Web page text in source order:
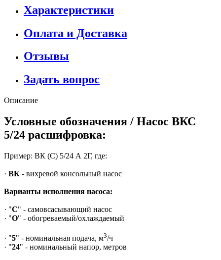
Характеристики
Оплата и Доставка
Отзывы
Задать вопрос
Описание
Условные обозначения / Насос ВКС
5/24 расшифровка:
Пример: ВК (С) 5/24 А 2Г, где:
· ВК - вихревой консольный насос
Варианты исполнения насоса:
· "С" - самовсасывающий насос
· "О" - обогреваемый/охлаждаемый
· "5" - номинальная подача, м3/ч
· "24" - номинальный напор, метров